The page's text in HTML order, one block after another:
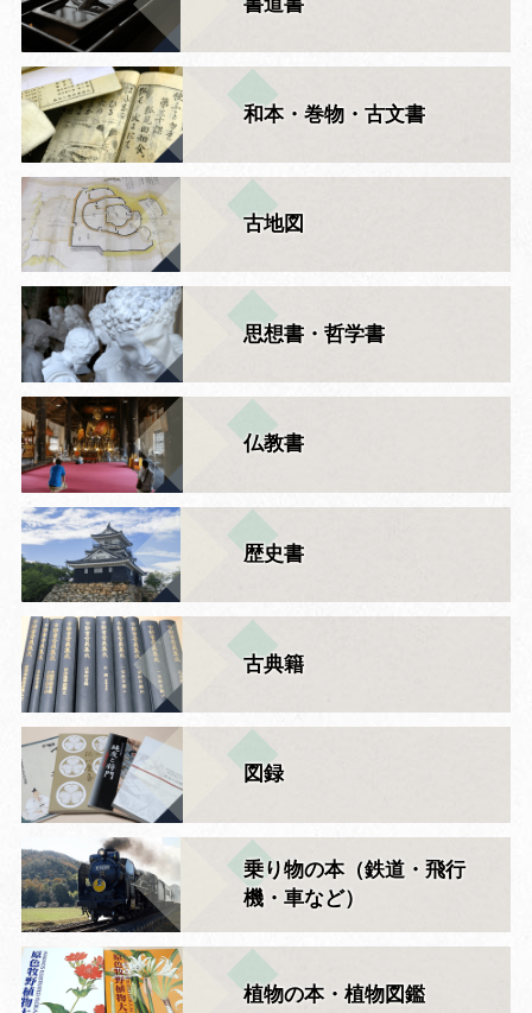
和本・巻物・古文書
古地図
思想書・哲学書
仏教書
歴史書
古典籍
図録
乗り物の本（鉄道・飛行
機・車など）
植物の本・植物図鑑